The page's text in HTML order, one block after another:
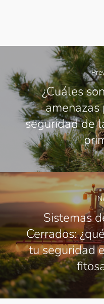
¿Cuáles
seguridad de
Sistemas
Cerrados:
tu seguridad